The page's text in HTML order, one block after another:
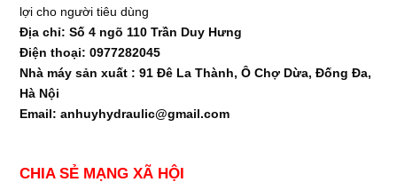
lợi cho người tiêu dùng
Địa chỉ: Số 4 ngõ 110 Trần Duy Hưng
Điện thoại: 0977282045
Nhà máy sản xuất : 91 Đê La Thành, Ô Chợ Dừa, Đống Đa,
Hà Nội
Email: anhuyhydraulic@gmail.com
CHIA SẺ MẠNG XÃ HỘI